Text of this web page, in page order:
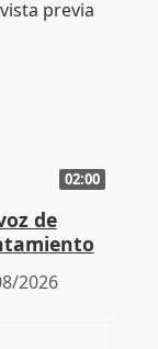
02:00
de
2026